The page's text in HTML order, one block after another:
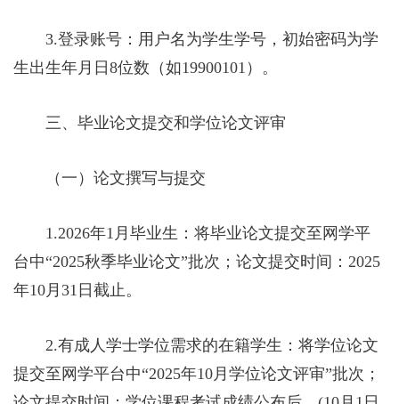
3.登录账号：用户名为学生学号，初始密码为学
生出生年月日8位数（如19900101）。
三、毕业论文提交和学位论文评审
（一）论文撰写与提交
1.2026年1月毕业生：将毕业论文提交至网学平
台中“2025秋季毕业论文”批次；论文提交时间：2025
年10月31日截止。
2.有成人学士学位需求的在籍学生：将学位论文
提交至网学平台中“2025年10月学位论文评审”批次；